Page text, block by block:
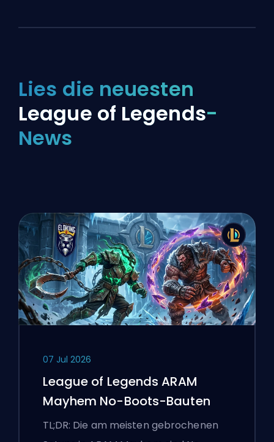
Lies die neuesten
League of Legends-
News
07 Jul 2026
League of Legends ARAM
Mayhem No-Boots-Bauten
TL;DR: Die am meisten gebrochenen